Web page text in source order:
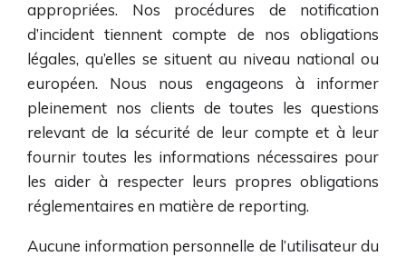
appropriées. Nos procédures de notification
d’incident tiennent compte de nos obligations
légales, qu’elles se situent au niveau national ou
européen. Nous nous engageons à informer
pleinement nos clients de toutes les questions
relevant de la sécurité de leur compte et à leur
fournir toutes les informations nécessaires pour
les aider à respecter leurs propres obligations
réglementaires en matière de reporting.
Aucune information personnelle de l’utilisateur du